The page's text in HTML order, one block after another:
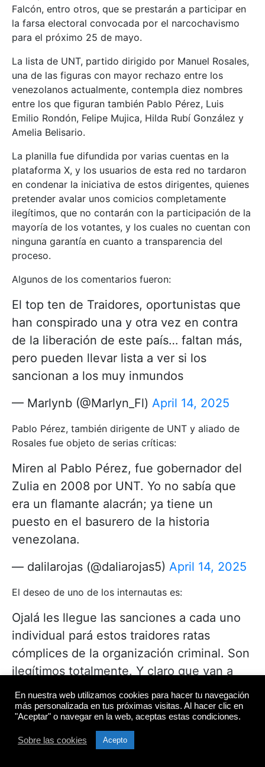
Falcón, entro otros, que se prestarán a participar en
la farsa electoral convocada por el narcochavismo
para el próximo 25 de mayo.
La lista de UNT, partido dirigido por Manuel Rosales,
una de las figuras con mayor rechazo entre los
venezolanos actualmente, contempla diez nombres
entre los que figuran también Pablo Pérez, Luis
Emilio Rondón, Felipe Mujica, Hilda Rubí González y
Amelia Belisario.
La planilla fue difundida por varias cuentas en la
plataforma X, y los usuarios de esta red no tardaron
en condenar la iniciativa de estos dirigentes, quienes
pretender avalar unos comicios completamente
ilegítimos, que no contarán con la participación de la
mayoría de los votantes, y los cuales no cuentan con
ninguna garantía en cuanto a transparencia del
proceso.
Algunos de los comentarios fueron:
El top ten de Traidores, oportunistas que
han conspirado una y otra vez en contra
de la liberación de este país… faltan más,
pero pueden llevar lista a ver si los
sancionan a los muy inmundos
— Marlynb (@Marlyn_Fl) April 14, 2025
Pablo Pérez, también dirigente de UNT y aliado de
Rosales fue objeto de serias críticas:
Miren al Pablo Pérez, fue gobernador del
Zulia en 2008 por UNT. Yo no sabía que
era un flamante alacrán; ya tiene un
puesto en el basurero de la historia
venezolana.
— dalilarojas (@daliarojas5) April 14, 2025
El deseo de uno de los internautas es:
Ojalá les llegue las sanciones a cada uno
individual pará estos traidores ratas
cómplices de la organización criminal. Son
ilegítimos totalmente. Y claro que van a
caer.
— José Enrique (@Joseenrique1979)April
14, 2025
En nuestra web utilizamos cookies para hacer tu navegación
más personalizada en tus próximas visitas. Al hacer clic en
"Aceptar" o navegar en la web, aceptas estas condiciones.
Sobre las cookies Acepto